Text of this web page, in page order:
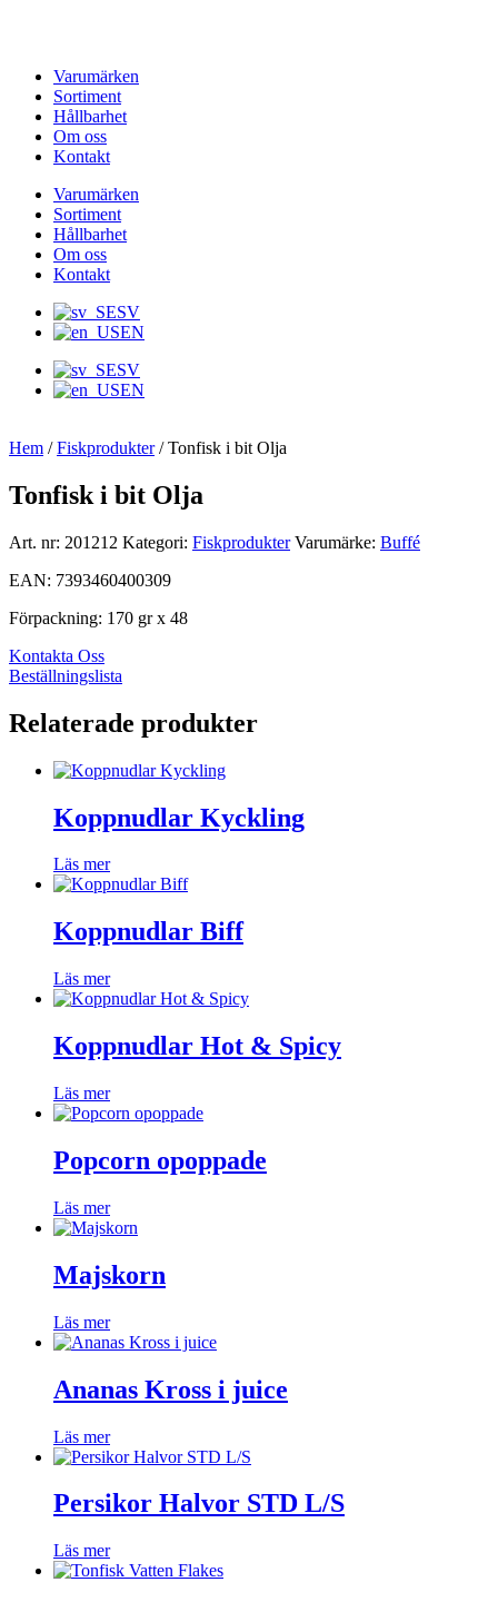
Varumärken
Sortiment
Hållbarhet
Om oss
Kontakt
Varumärken
Sortiment
Hållbarhet
Om oss
Kontakt
SV
EN
SV
EN
Hem /Fiskprodukter/ Tonfisk i bit Olja
Tonfisk i bit Olja
Art. nr: 201212 Kategori: Fiskprodukter Varumärke: Buffé
EAN: 7393460400309
Förpackning: 170 gr x 48
Kontakta Oss
Beställningslista
Relaterade produkter
Koppnudlar Kyckling
Läs mer
Koppnudlar Biff
Läs mer
Koppnudlar Hot & Spicy
Läs mer
Popcorn opoppade
Läs mer
Majskorn
Läs mer
Ananas Kross i juice
Läs mer
Persikor Halvor STD L/S
Läs mer